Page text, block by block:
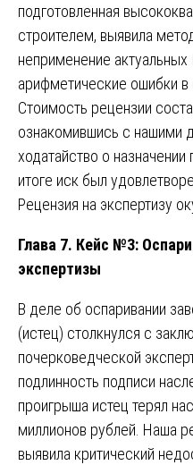
подготовленная
строителем, выявила
неприменение
арифметические ошибки в
Стоимость рецензии
ознакомившись с нашими
ходатайство о
итоге иск был
Рецензия на экспертизу
Глава 7. Кейс №3:
экспертизы
В деле об оспаривании
(истец) столкнулся с
почерковедческой
подлинность подписи
проигрыша истец терял
миллионов рублей. Наша
выявила критический